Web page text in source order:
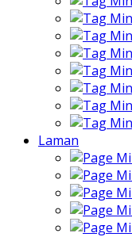
Laman